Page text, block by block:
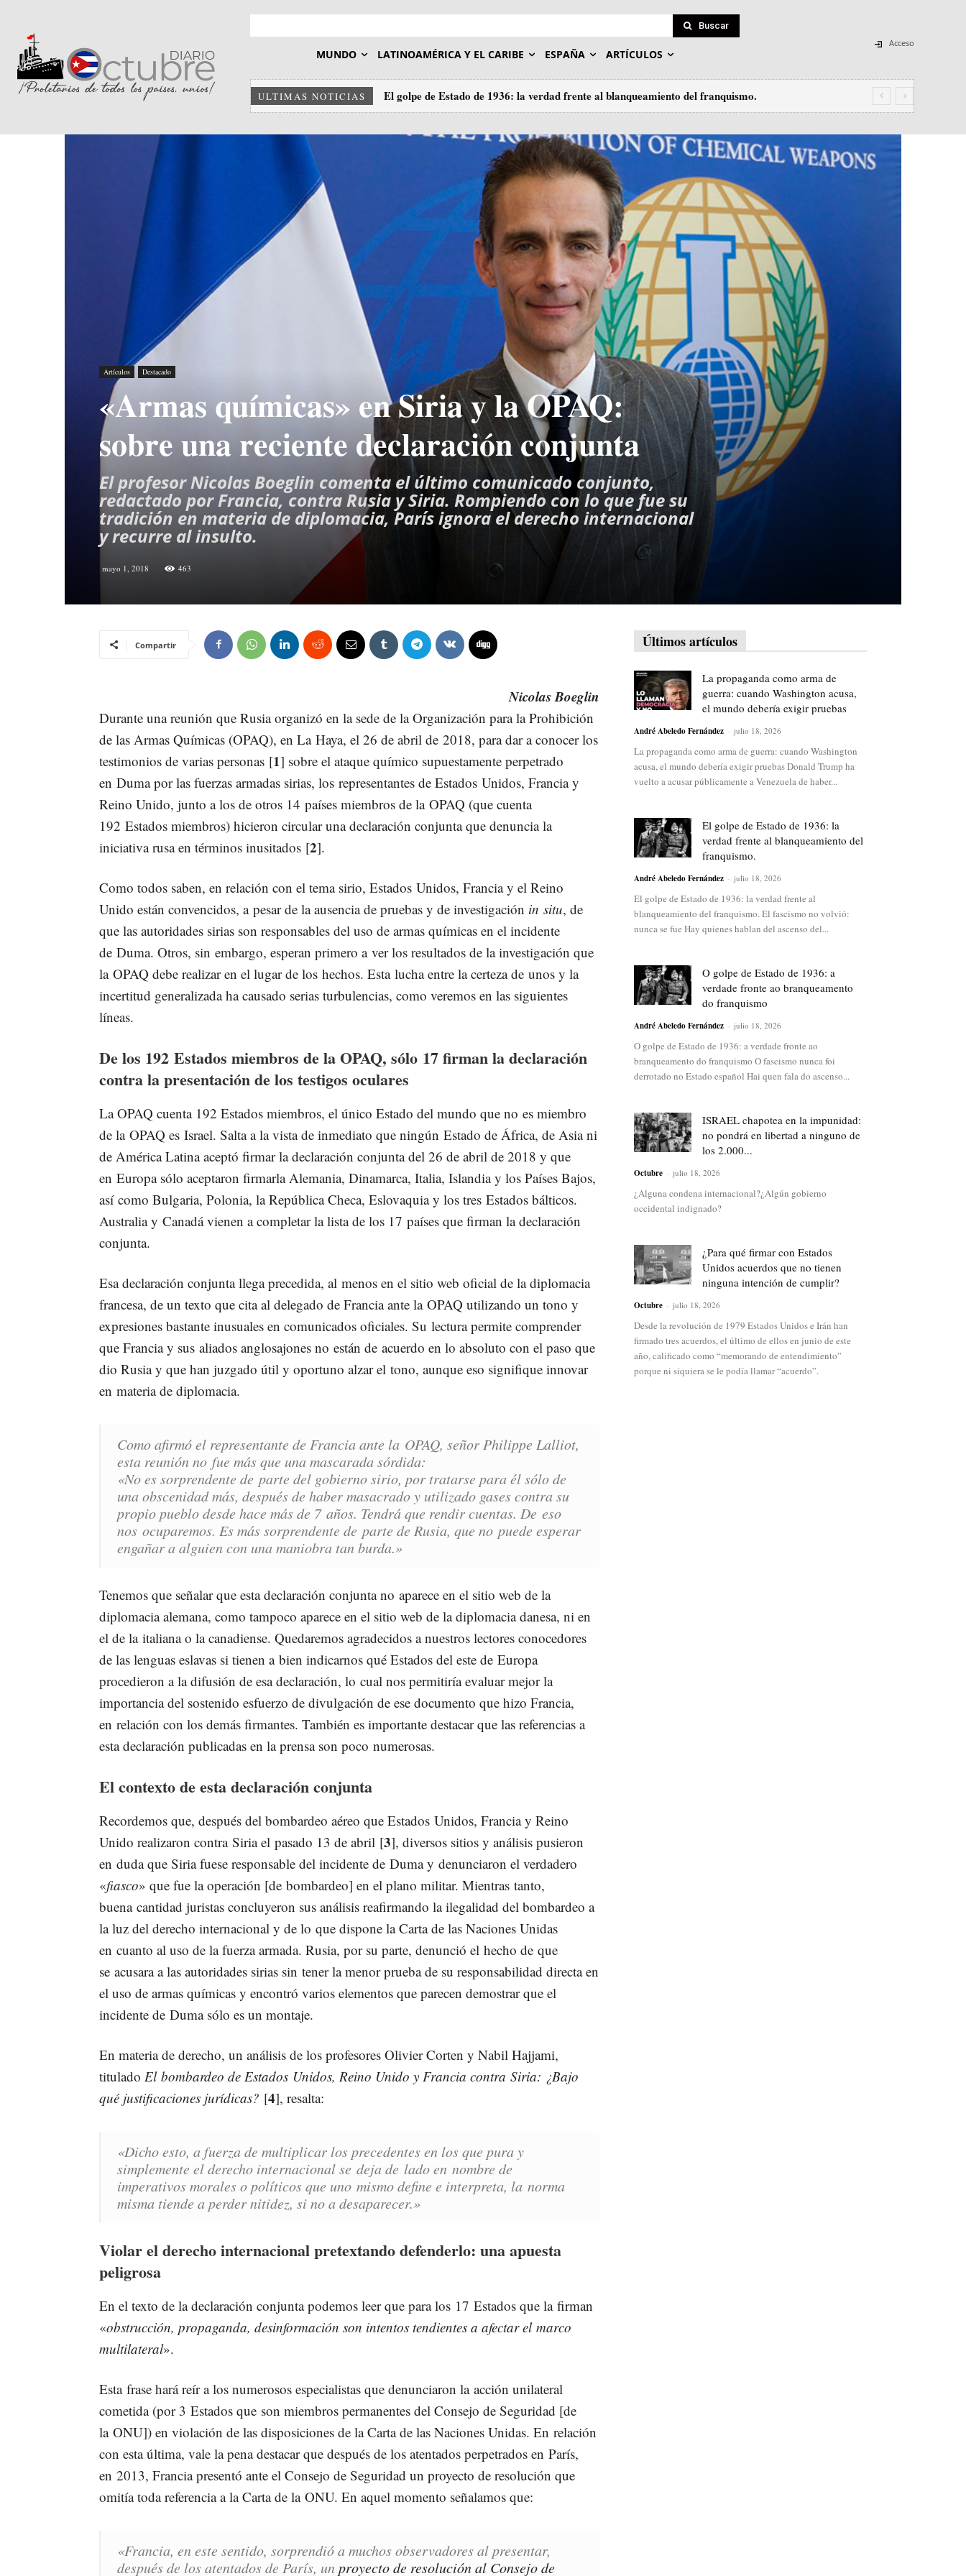
Buscar
MUNDO LATINOAMÉRICA Y EL CARIBE ESPAÑA ARTÍCULOS
Acceso
ULTIMAS NOTICIAS El golpe de Estado de 1936: la verdad frente al blanqueamiento del franquismo.
Artículos Destacado
«Armas químicas» en Siria y la OPAQ:
sobre una reciente declaración conjunta
El profesor Nicolas Boeglin comenta el último comunicado conjunto,
redactado por Francia, contra Rusia y Siria. Rompiendo con lo que fue su
tradición en materia de diplomacia, París ignora el derecho internacional
y recurre al insulto.
mayo 1, 2018 463
Compartir
Nicolas Boeglin
Durante unareunión que Rusia organizó en la sede de la Organización para la Prohibición
de las Armas Químicas (OPAQ), en La Haya, el 26 de abril de 2018, para dar a conocer los
testimonios de varias personas [1] sobre el ataque químico supuestamente perpetrado
en Duma por las fuerzas armadas sirias, los representantes de Estados Unidos, Francia y
Reino Unido, junto a los de otros 14 países miembros de la OPAQ (que cuenta
192 Estados miembros) hicieron circular una declaración conjunta que denuncia la
iniciativa rusa en términos inusitados [2].
Como todos saben, en relación con el tema sirio, Estados Unidos, Francia y el Reino
Unido están convencidos, a pesar de la ausencia de pruebas y de investigación in situ, de
que las autoridades sirias son responsables del uso de armas químicas en el incidente
de Duma. Otros, sin embargo, esperan primero a ver los resultados de la investigación que
la OPAQ debe realizar en el lugar de los hechos. Esta lucha entre la certeza de unos y la
incertitud generalizada ha causado serias turbulencias, como veremos en las siguientes
líneas.
De los 192 Estados miembros de la OPAQ, sólo 17 firman la declaración
contra la presentación de los testigos oculares
La OPAQ cuenta 192 Estados miembros, el único Estado del mundo que no es miembro
de la OPAQ es Israel. Salta a la vista de inmediato que ningún Estado de África, de Asia ni
de América Latina aceptó firmar la declaración conjunta del 26 de abril de 2018 y que
en Europa sólo aceptaron firmarla Alemania, Dinamarca, Italia, Islandia y los Países Bajos,
así como Bulgaria, Polonia, la República Checa, Eslovaquia y los tres Estados bálticos.
Australia y Canadá vienen a completar la lista de los 17 países que firman la declaración
conjunta.
Esa declaración conjunta llega precedida, al menos en el sitio web oficial de la diplomacia
francesa, de un texto que cita al delegado de Francia ante la OPAQ utilizando un tono y
expresiones bastante inusuales en comunicados oficiales. Su lectura permite comprender
que Francia y sus aliados anglosajones no están de acuerdo en lo absoluto con el paso que
dio Rusia y que han juzgado útil y oportuno alzar el tono, aunque eso signifique innovar
en materia de diplomacia.
Como afirmó el representante de Francia ante la OPAQ, señor Philippe Lalliot,
esta reunión no fue más que una mascarada sórdida:
«No es sorprendente de parte del gobierno sirio, por tratarse para él sólo de
una obscenidad más, después de haber masacrado y utilizado gases contra su
propio pueblo desde hace más de 7 años. Tendrá que rendir cuentas. De eso
nos ocuparemos. Es más sorprendente de parte de Rusia, que no puede esperar
engañar a alguien con una maniobra tan burda.»
Tenemos que señalar que esta declaración conjunta no aparece en el sitio web de la
diplomacia alemana, como tampoco aparece en el sitio web de la diplomacia danesa, ni en
el de la italiana o la canadiense. Quedaremos agradecidos a nuestros lectores conocedores
de las lenguas eslavas si tienen a bien indicarnos qué Estados del este de Europa
procedieron a la difusión de esa declaración, lo cual nos permitiría evaluar mejor la
importancia del sostenido esfuerzo de divulgación de ese documento que hizo Francia,
en relación con los demás firmantes. También es importante destacar que las referencias a
esta declaración publicadas en la prensa son poco numerosas.
El contexto de esta declaración conjunta
Recordemos que, después del bombardeo aéreo que Estados Unidos, Francia y Reino
Unido realizaron contra Siria el pasado 13 de abril [3], diversos sitios y análisis pusieron
en duda que Siria fuese responsable del incidente de Duma y denunciaron el verdadero
«fiasco» que fue la operación [de bombardeo] en el plano militar. Mientras tanto,
buena cantidad juristas concluyeron sus análisis reafirmando la ilegalidad del bombardeo a
la luz del derecho internacional y de lo que dispone la Carta de las Naciones Unidas
en cuanto al uso de la fuerza armada. Rusia, por su parte, denunció el hecho de que
se acusara a las autoridades sirias sin tener la menor prueba de su responsabilidad directa en
el uso de armas químicas y encontró varios elementos que parecen demostrar que el
incidente de Duma sólo es un montaje.
En materia de derecho, un análisis de los profesores Olivier Corten y Nabil Hajjami,
titulado El bombardeo de Estados Unidos, Reino Unido y Francia contra Siria: ¿Bajo
qué justificaciones jurídicas? [4], resalta:
«Dicho esto, a fuerza de multiplicar los precedentes en los que pura y
simplemente el derecho internacional se deja de lado en nombre de
imperativos morales o políticos que uno mismo define e interpreta, la norma
misma tiende a perder nitidez, si no a desaparecer.»
Violar el derecho internacional pretextando defenderlo: una apuesta
peligrosa
En el texto de la declaración conjunta podemos leer que para los 17 Estados que la firman
«obstrucción, propaganda, desinformación son intentos tendientes a afectar el marco
multilateral».
Esta frase hará reír a los numerosos especialistas que denunciaron la acción unilateral
cometida (por 3 Estados que son miembros permanentes del Consejo de Seguridad [de
la ONU]) en violación de las disposiciones de la Carta de las Naciones Unidas. En relación
con esta última, vale la pena destacar que después de los atentados perpetrados en París,
en 2013, Francia presentó ante el Consejo de Seguridad un proyecto de resolución que
omitía toda referencia a la Carta de la ONU. En aquel momento señalamos que:
«Francia, en este sentido, sorprendió a muchos observadores al presentar,
después de los atentados de París, un proyecto de resolución al Consejo de
Últimos artículos
La propaganda como arma de
guerra: cuando Washington acusa,
el mundo debería exigir pruebas
André Abeledo Fernández - julio 18, 2026
La propaganda como arma de guerra: cuando Washington
acusa, el mundo debería exigir pruebas Donald Trump ha
vuelto a acusar públicamente a Venezuela de haber...
El golpe de Estado de 1936: la
verdad frente al blanqueamiento del
franquismo.
André Abeledo Fernández - julio 18, 2026
El golpe de Estado de 1936: la verdad frente al
blanqueamiento del franquismo. El fascismo no volvió:
nunca se fue Hay quienes hablan del ascenso del...
O golpe de Estado de 1936: a
verdade fronte ao branqueamento
do franquismo
André Abeledo Fernández - julio 18, 2026
O golpe de Estado de 1936: a verdade fronte ao
branqueamento do franquismo O fascismo nunca foi
derrotado no Estado español Hai quen fala do ascenso...
ISRAEL chapotea en la impunidad:
no pondrá en libertad a ninguno de
los 2.000...
Octubre - julio 18, 2026
¿Alguna condena internacional?¿Algún gobierno
occidental indignado?
¿Para qué firmar con Estados
Unidos acuerdos que no tienen
ninguna intención de cumplir?
Octubre - julio 18, 2026
Desde la revolución de 1979 Estados Unidos e Irán han
firmado tres acuerdos, el último de ellos en junio de este
año, calificado como “memorando de entendimiento”
porque ni siquiera se le podía llamar “acuerdo”.